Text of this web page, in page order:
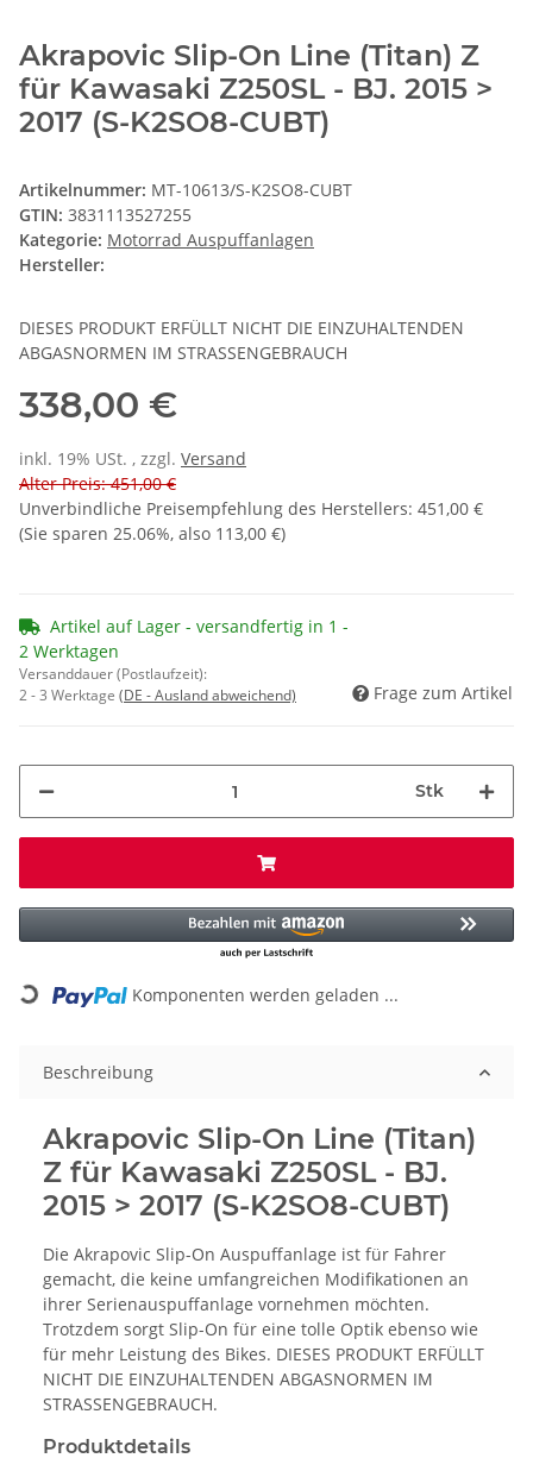
Akrapovic Slip-On Line (Titan) Z
für Kawasaki Z250SL - BJ. 2015 >
2017 (S-K2SO8-CUBT)
Artikelnummer: MT-10613/S-K2SO8-CUBT
GTIN: 3831113527255
Kategorie: Motorrad Auspuffanlagen
Hersteller:
DIESES PRODUKT ERFÜLLT NICHT DIE EINZUHALTENDEN
ABGASNORMEN IM STRASSENGEBRAUCH
338,00 €
inkl. 19% USt. , zzgl. Versand
Alter Preis: 451,00 €
Unverbindliche Preisempfehlung des Herstellers: 451,00 €
(Sie sparen 25.06%, also 113,00 €)
Artikel auf Lager - versandfertig in 1 -
2 Werktagen
Versanddauer (Postlaufzeit):
2 - 3 Werktage (DE - Ausland abweichend) Frage zum Artikel
Stk
Loading... Komponenten werden geladen ...
Beschreibung
Akrapovic Slip-On Line (Titan)
Z für Kawasaki Z250SL - BJ.
2015 > 2017 (S-K2SO8-CUBT)
Die Akrapovic Slip-On Auspuffanlage ist für Fahrer
gemacht, die keine umfangreichen Modifikationen an
ihrer Serienauspuffanlage vornehmen möchten.
Trotzdem sorgt Slip-On für eine tolle Optik ebenso wie
für mehr Leistung des Bikes. DIESES PRODUKT ERFÜLLT
NICHT DIE EINZUHALTENDEN ABGASNORMEN IM
STRASSENGEBRAUCH.
Produktdetails